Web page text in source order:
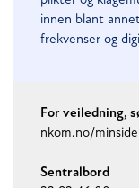
innen blant
frekvenser og
For veiledning,
nkom.no/minside
Sentralbord